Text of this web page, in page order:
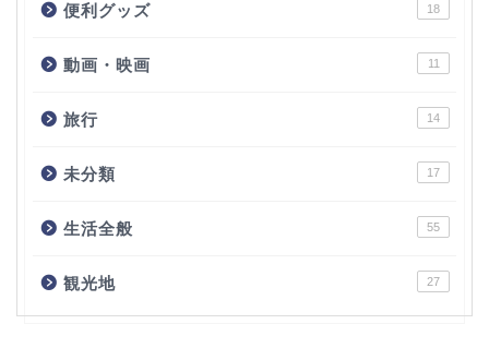
便利グッズ 18
動画・映画 11
旅行 14
未分類 17
生活全般 55
観光地 27